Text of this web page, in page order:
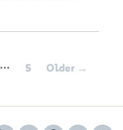
… 5 Older →